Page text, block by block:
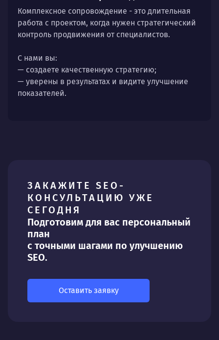
Комплексное сопровождение - это длительная
работа с проектом, когда нужен стратегический
контроль продвижения от специалистов.
С нами вы:
— создаете качественную стратегию;
— уверены в результатах и видите улучшение
показателей.
ЗАКАЖИТЕ SEO-
КОНСУЛЬТАЦИЮ УЖЕ
СЕГОДНЯ
Подготовим для вас персональный
план
с точными шагами по улучшению
SEO.
Оставить заявку